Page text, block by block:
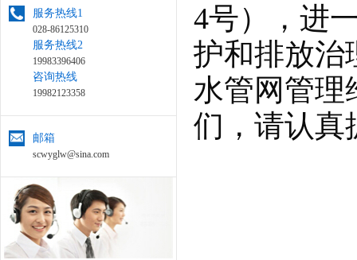
服务热线1
028-86125310
服务热线2
19983396406
咨询热线
19982123358
邮箱
scwyglw@sina.com
4号），进
护和排放治
水管网管理
们，请认真